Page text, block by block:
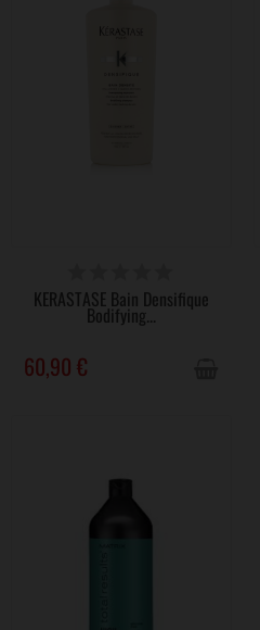
KÉRASTASE Bain Densifique
Bodifying...
60,90 €